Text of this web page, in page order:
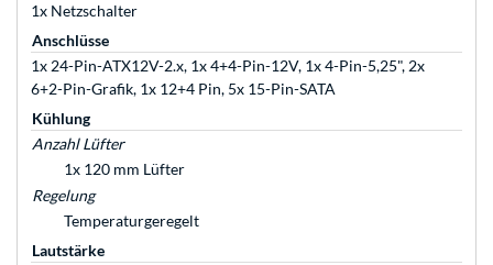
1x Netzschalter
Anschlüsse
1x 24-Pin-ATX12V-2.x, 1x 4+4-Pin-12V, 1x 4-Pin-5,25", 2x
6+2-Pin-Grafik, 1x 12+4 Pin, 5x 15-Pin-SATA
Kühlung
Anzahl Lüfter
1x 120 mm Lüfter
Regelung
Temperaturgeregelt
Lautstärke